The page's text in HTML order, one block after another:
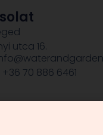
utca 16.
70 886 6461